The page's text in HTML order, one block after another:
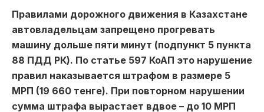
Правилами дорожного движения в Казахстане
автовладельцам запрещено прогревать
машину дольше пяти минут (подпункт 5 пункта
88 ПДД РК). По статье 597 КоАП это нарушение
правил наказывается штрафом в размере 5
МРП (19 660 тенге). При повторном нарушении
сумма штрафа вырастает вдвое – до 10 МРП